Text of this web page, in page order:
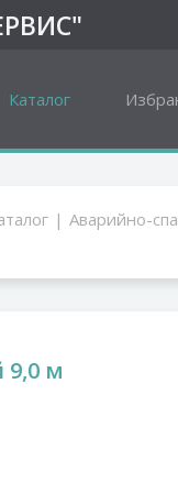
Каталог
Аварийно-
м